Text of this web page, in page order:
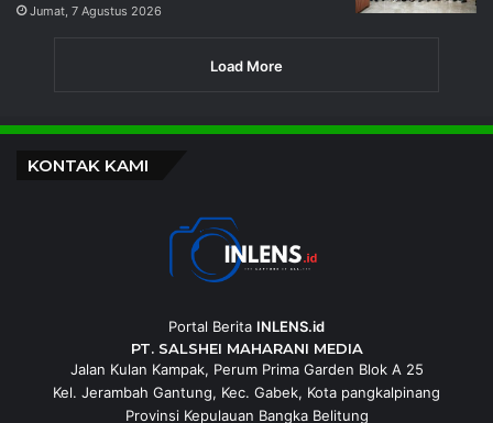
Jumat, 7 Agustus 2026
Load More
KONTAK KAMI
Portal Berita INLENS.id
PT. SALSHEI MAHARANI MEDIA
Jalan Kulan Kampak, Perum Prima Garden Blok A 25
Kel. Jerambah Gantung, Kec. Gabek, Kota pangkalpinang
Provinsi Kepulauan Bangka Belitung